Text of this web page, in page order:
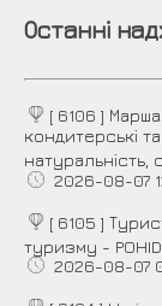
Останні
[ 6106 ]
кондитерські
натуральність,
2026-08-07
[ 6105 ]
туризму - POHID
2026-08-07